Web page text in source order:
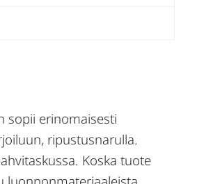
sopii erinomaisesti
ripustusnarulla.
Koska tuote